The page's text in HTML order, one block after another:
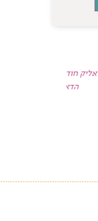
״המון תודה לאליק חודי האיש שבלעדיו כל זה לא היה קורה. משלב התכנון ועד הביצוע המושלם, על הזמינות 24/7 ועל